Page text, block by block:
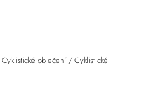
Cyklistické oblečení/ Cyklistické